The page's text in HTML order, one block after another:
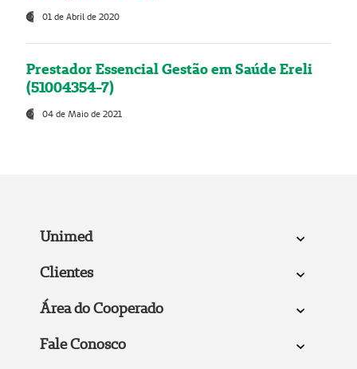
01 de Abril de 2020
Prestador Essencial Gestão em Saúde Ereli
(51004354-7)
04 de Maio de 2021
Unimed
Clientes
Área do Cooperado
Fale Conosco